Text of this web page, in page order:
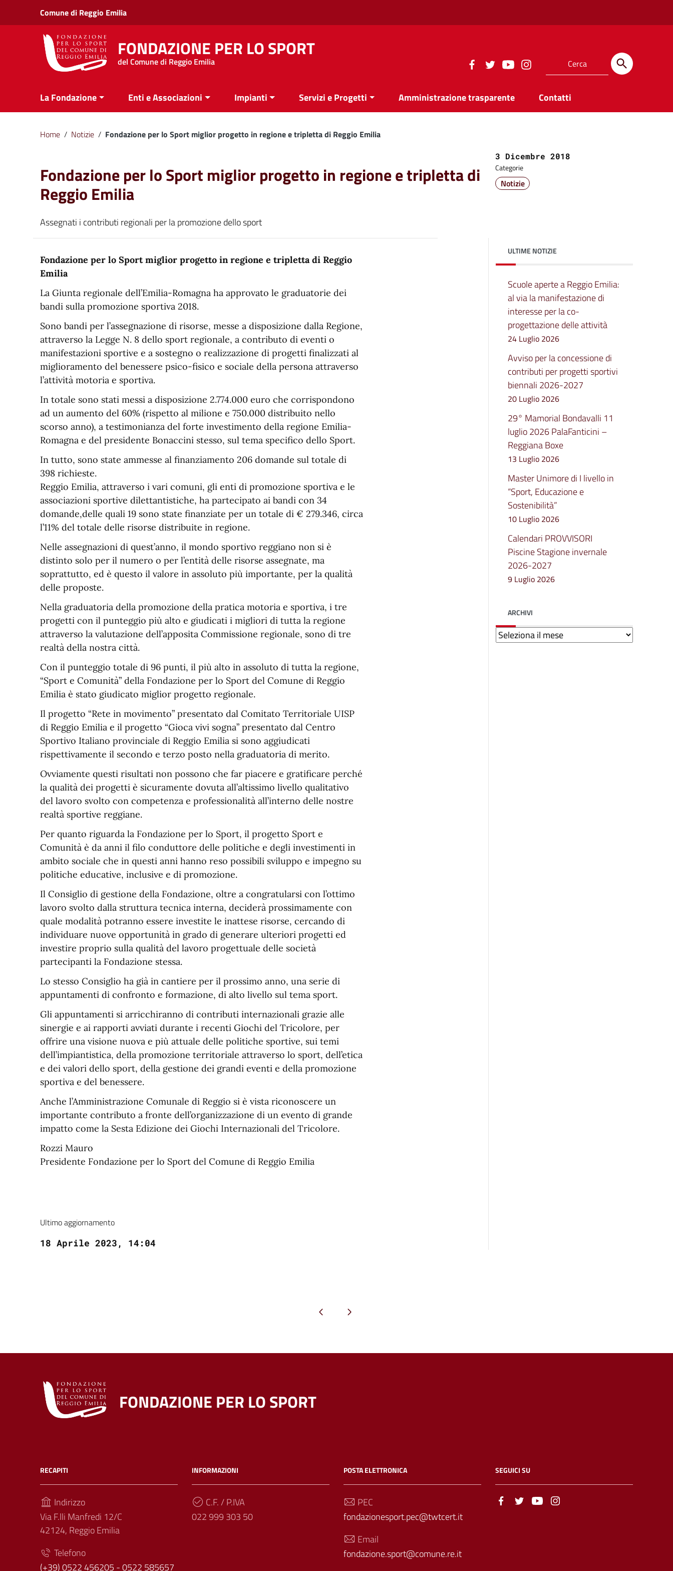
Vai ai contenuti
Vai al menu di navigazione
Vai al footer
Comune di Reggio Emilia
FONDAZIONE PER LO SPORT
del Comune di Reggio Emilia
La Fondazione Enti e Associazioni Impianti Servizi e Progetti Amministrazione trasparente Contatti
Home / Notizie / Fondazione per lo Sport miglior progetto in regione e tripletta di Reggio Emilia
Fondazione per lo Sport miglior progetto in regione e tripletta di
Reggio Emilia
Assegnati i contributi regionali per la promozione dello sport
Data:
3 Dicembre 2018
Categorie
Notizie
Fondazione per lo Sport miglior progetto in regione e tripletta di Reggio
Emilia
La Giunta regionale dell’Emilia-Romagna ha approvato le graduatorie dei
bandi sulla promozione sportiva 2018.
Sono bandi per l’assegnazione di risorse, messe a disposizione dalla Regione,
attraverso la Legge N. 8 dello sport regionale, a contributo di eventi o
manifestazioni sportive e a sostegno o realizzazione di progetti finalizzati al
miglioramento del benessere psico-fisico e sociale della persona attraverso
l’attività motoria e sportiva.
In totale sono stati messi a disposizione 2.774.000 euro che corrispondono
ad un aumento del 60% (rispetto al milione e 750.000 distribuito nello
scorso anno), a testimonianza del forte investimento della regione Emilia-
Romagna e del presidente Bonaccini stesso, sul tema specifico dello Sport.
In tutto, sono state ammesse al finanziamento 206 domande sul totale di
398 richieste.
Reggio Emilia, attraverso i vari comuni, gli enti di promozione sportiva e le
associazioni sportive dilettantistiche, ha partecipato ai bandi con 34
domande,delle quali 19 sono state finanziate per un totale di € 279.346, circa
l’11% del totale delle risorse distribuite in regione.
Nelle assegnazioni di quest’anno, il mondo sportivo reggiano non si è
distinto solo per il numero o per l’entità delle risorse assegnate, ma
soprattutto, ed è questo il valore in assoluto più importante, per la qualità
delle proposte.
Nella graduatoria della promozione della pratica motoria e sportiva, i tre
progetti con il punteggio più alto e giudicati i migliori di tutta la regione
attraverso la valutazione dell’apposita Commissione regionale, sono di tre
realtà della nostra città.
Con il punteggio totale di 96 punti, il più alto in assoluto di tutta la regione,
“Sport e Comunità” della Fondazione per lo Sport del Comune di Reggio
Emilia è stato giudicato miglior progetto regionale.
Il progetto “Rete in movimento” presentato dal Comitato Territoriale UISP
di Reggio Emilia e il progetto “Gioca vivi sogna” presentato dal Centro
Sportivo Italiano provinciale di Reggio Emilia si sono aggiudicati
rispettivamente il secondo e terzo posto nella graduatoria di merito.
Ovviamente questi risultati non possono che far piacere e gratificare perché
la qualità dei progetti è sicuramente dovuta all’altissimo livello qualitativo
del lavoro svolto con competenza e professionalità all’interno delle nostre
realtà sportive reggiane.
Per quanto riguarda la Fondazione per lo Sport, il progetto Sport e
Comunità è da anni il filo conduttore delle politiche e degli investimenti in
ambito sociale che in questi anni hanno reso possibili sviluppo e impegno su
politiche educative, inclusive e di promozione.
Il Consiglio di gestione della Fondazione, oltre a congratularsi con l’ottimo
lavoro svolto dalla struttura tecnica interna, deciderà prossimamente con
quale modalità potranno essere investite le inattese risorse, cercando di
individuare nuove opportunità in grado di generare ulteriori progetti ed
investire proprio sulla qualità del lavoro progettuale delle società
partecipanti la Fondazione stessa.
Lo stesso Consiglio ha già in cantiere per il prossimo anno, una serie di
appuntamenti di confronto e formazione, di alto livello sul tema sport.
Gli appuntamenti si arricchiranno di contributi internazionali grazie alle
sinergie e ai rapporti avviati durante i recenti Giochi del Tricolore, per
offrire una visione nuova e più attuale delle politiche sportive, sui temi
dell’impiantistica, della promozione territoriale attraverso lo sport, dell’etica
e dei valori dello sport, della gestione dei grandi eventi e della promozione
sportiva e del benessere.
Anche l’Amministrazione Comunale di Reggio si è vista riconoscere un
importante contributo a fronte dell’organizzazione di un evento di grande
impatto come la Sesta Edizione dei Giochi Internazionali del Tricolore.
Rozzi Mauro
Presidente Fondazione per lo Sport del Comune di Reggio Emilia
Ultimo aggiornamento
18 Aprile 2023, 14:04
ULTIME NOTIZIE
Scuole aperte a Reggio Emilia:
al via la manifestazione di
interesse per la co-
progettazione delle attività
24 Luglio 2026
Avviso per la concessione di
contributi per progetti sportivi
biennali 2026-2027
20 Luglio 2026
29° Mamorial Bondavalli 11
luglio 2026 PalaFanticini –
Reggiana Boxe
13 Luglio 2026
Master Unimore di I livello in
“Sport, Educazione e
Sostenibilità”
10 Luglio 2026
Calendari PROVVISORI
Piscine Stagione invernale
2026-2027
9 Luglio 2026
ARCHIVI
Archivi
Pagina precedentePagina successiva
FONDAZIONE PER LO SPORT
RECAPITI
Indirizzo
Via F.lli Manfredi 12/C
42124, Reggio Emilia
Telefono
(+39) 0522 456205 - 0522 585657
INFORMAZIONI
C.F. / P.IVA
022 999 303 50
POSTA ELETTRONICA
PEC
fondazionesport.pec@twtcert.it
Email
fondazione.sport@comune.re.it
SEGUICI SU